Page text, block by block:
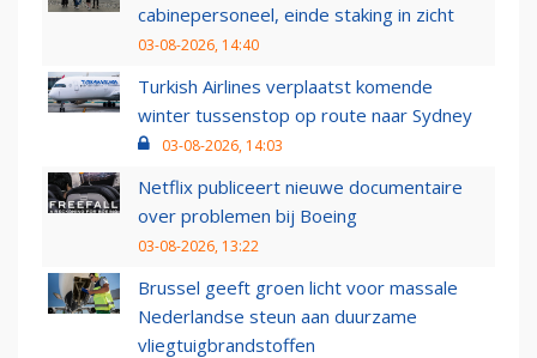
cabinepersoneel, einde staking in zicht
03-08-2026, 14:40
Turkish Airlines verplaatst komende
winter tussenstop op route naar Sydney
03-08-2026, 14:03
Netflix publiceert nieuwe documentaire
over problemen bij Boeing
03-08-2026, 13:22
Brussel geeft groen licht voor massale
Nederlandse steun aan duurzame
vliegtuigbrandstoffen